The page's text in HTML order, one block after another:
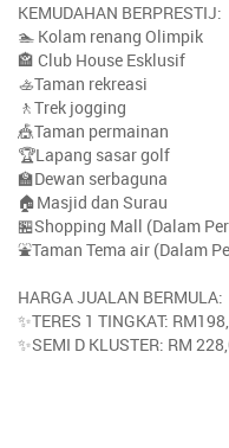
KEMUDAHAN BERPRESTIJ:
🏊 Kolam renang Olimpik
🏤 Club House Esklusif
🚣Taman rekreasi
🚶Trek jogging
🎪Taman permainan
🏆Lapang sasar golf
🏫Dewan serbaguna
🏠Masjid dan Surau
🏪Shopping Mall (Dalam
⛲Taman Tema air (Dalam
HARGA JUALAN BERMULA:
✨TERES 1 TINGKAT:
✨SEMI D KLUSTER: RM